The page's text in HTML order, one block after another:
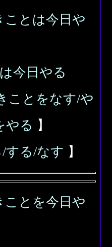
ことは今日や
今日やる
ことをなす/や
やる 】
する/なす 】
ことを今日や